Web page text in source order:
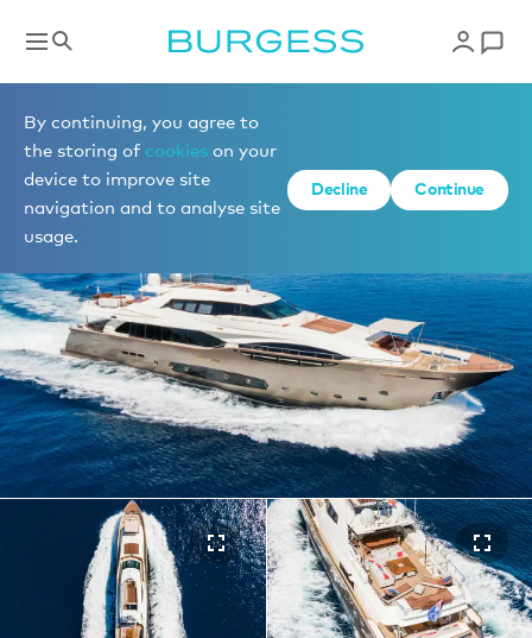
By continuing, you agree to
the storing of cookies on your
device to improve site
navigation and to analyse site
usage.
Decline Continue
Yachts à la location
1 de 31 photos